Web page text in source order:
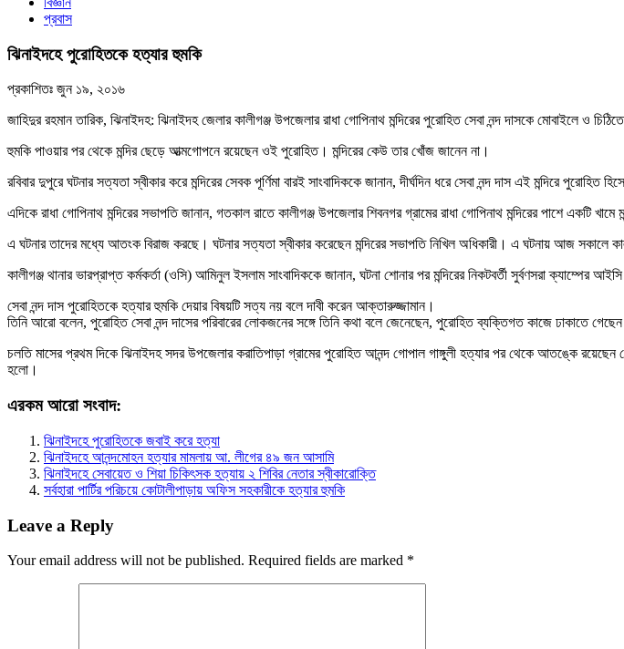
প্রবাস
ঝিনাইদহে পুরোহিতকে হত্যার হুমকি
প্রকাশিতঃ জুন ১৯, ২০১৬
জাহিদুর রহমান তারিক, ঝিনাইদহ: ঝিনাইদহ জেলার কালীগঞ্জ উপজেলার রাধা গোপিনাথ মন্দিরের পুরোহিত সেবা নন্দ দাসকে মোবাইলে ও
হুমকি পাওয়ার পর থেকে মন্দির ছেড়ে আত্মগোপনে রয়েছেন ওই পুরোহিত। মন্দিরের কেউ তার খোঁজ জানেন না।
রবিবার দুপুরে ঘটনার সত্যতা স্বীকার করে মন্দিরের সেবক পূর্ণিমা বারই সাংবাদিককে জানান, দীর্ঘদিন ধরে সেবা নন্দ দাস এই মন্দিরে
এদিকে রাধা গোপিনাথ মন্দিরের সভাপতি জানান, গতকাল রাতে কালীগঞ্জ উপজেলার শিবনগর গ্রামের রাধা গোপিনাথ মন্দিরের পাশে একটি
এ ঘটনার তাদের মধ্যে আতংক বিরাজ করছে। ঘটনার সত্যতা স্বীকার করেছেন মন্দিরের সভাপতি নিখিল অধিকারী। এ ঘটনায় আজ সকালে
কালীগঞ্জ থানার ভারপ্রাপ্ত কর্মকর্তা (ওসি) আমিনুল ইসলাম সাংবাদিককে জানান, ঘটনা শোনার পর মন্দিরের নিকটবর্তী সুর্বণসরা
সেবা নন্দ দাস পুরোহিতকে হত্যার হুমকি দেয়ার বিষয়টি সত্য নয় বলে দাবী করেন আক্তারুজ্জামান।
তিনি আরো বলেন, পুরোহিত সেবা নন্দ দাসের পরিবারের লোকজনের সঙ্গে তিনি কথা বলে জেনেছেন, পুরোহিত ব্যক্তিগত কাজে ঢাকাতে
চলতি মাসের প্রথম দিকে ঝিনাইদহ সদর উপজেলার করাতিপাড়া গ্রামের পুরোহিত আনন্দ গোপাল গাঙ্গুলী হত্যার পর থেকে আতঙ্কে রয়েছেন
হলো।
এরকম আরো সংবাদ:
ঝিনাইদহে পুরোহিতকে জবাই করে হত্যা
ঝিনাইদহে আনন্দমোহন হত্যার মামলায় আ. লীগের ৪৯ জন আসামি
ঝিনাইদহে সেবায়েত ও শিয়া চিকিৎসক হত্যায় ২ শিবির নেতার স্বীকারোক্তি
সর্বহারা পার্টির পরিচয়ে কোটালীপাড়ায় অফিস সহকারীকে হত্যার হুমকি
Leave a Reply
Your email address will not be published. Required fields are marked *